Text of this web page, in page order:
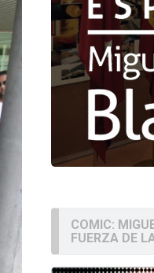
COMIC:
FUERZA DE